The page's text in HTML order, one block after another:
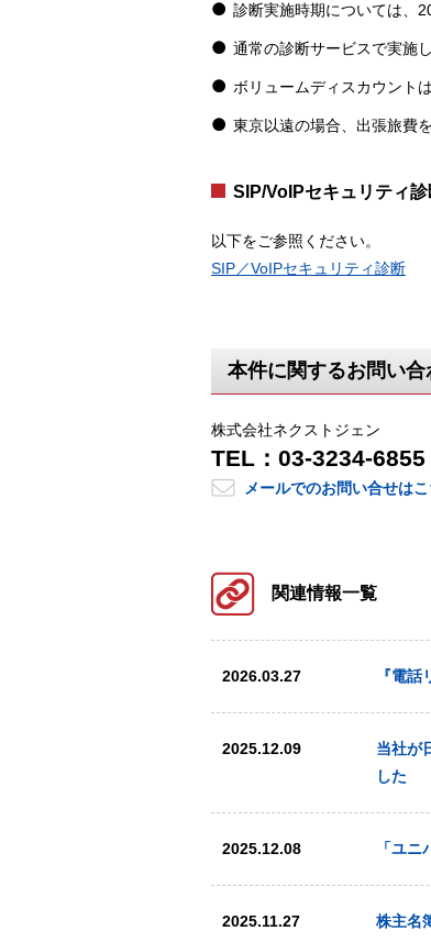
診断実施時期については、
通常の診断サービスで実施
ボリュームディスカウント
東京以遠の場合、出張旅費
SIP/VoIPセキュリティ
以下をご参照ください。
SIP／VoIPセキュリティ診断
本件に関するお問い合
株式会社ネクストジェン
TEL：03-3234-6855
メールでのお問い合せは
関連情報一覧
2026.03.27 『電
2025.12.09
当社が
した
2025.12.08 「ユ
2025.11.27 株主名